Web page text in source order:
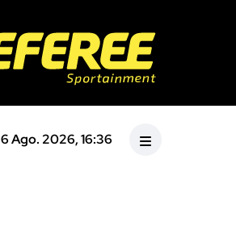
6 Ago. 2026, 16:36